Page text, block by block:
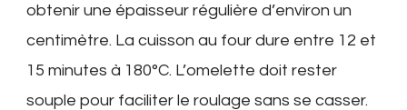
obtenir une épaisseur régulière d’environ un
centimètre. La cuisson au four dure entre 12 et
15 minutes à 180°C. L’omelette doit rester
souple pour faciliter le roulage sans se casser.